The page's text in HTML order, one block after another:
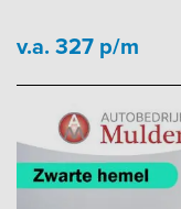
v.a. 327 p/m